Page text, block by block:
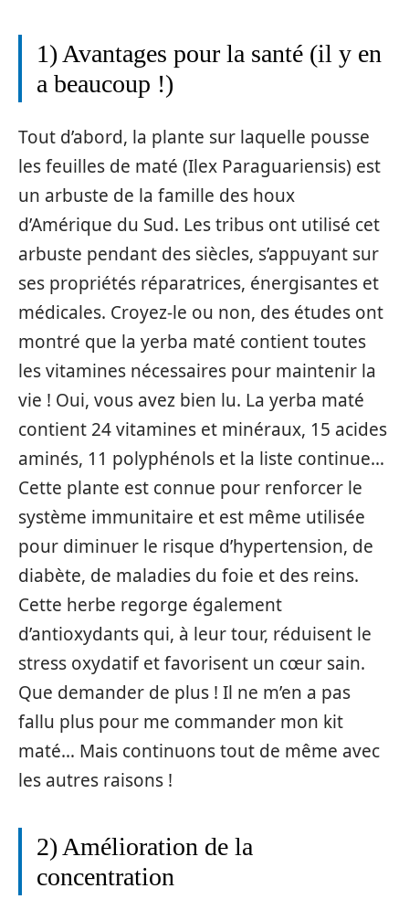
1) Avantages pour la santé (il y en
a beaucoup !)
Tout d’abord, la plante sur laquelle pousse
les feuilles de maté (Ilex Paraguariensis) est
un arbuste de la famille des houx
d’Amérique du Sud. Les tribus ont utilisé cet
arbuste pendant des siècles, s’appuyant sur
ses propriétés réparatrices, énergisantes et
médicales. Croyez-le ou non, des études ont
montré que la yerba maté contient toutes
les vitamines nécessaires pour maintenir la
vie ! Oui, vous avez bien lu. La yerba maté
contient 24 vitamines et minéraux, 15 acides
aminés, 11 polyphénols et la liste continue…
Cette plante est connue pour renforcer le
système immunitaire et est même utilisée
pour diminuer le risque d’hypertension, de
diabète, de maladies du foie et des reins.
Cette herbe regorge également
d’antioxydants qui, à leur tour, réduisent le
stress oxydatif et favorisent un cœur sain.
Que demander de plus ! Il ne m’en a pas
fallu plus pour me commander mon kit
maté… Mais continuons tout de même avec
les autres raisons !
2) Amélioration de la
concentration